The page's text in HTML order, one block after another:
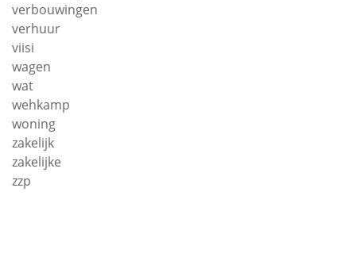
verbouwingen
verhuur
viisi
wagen
wat
wehkamp
woning
zakelijk
zakelijke
zzp